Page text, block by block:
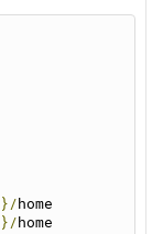
}/ home
}/ home